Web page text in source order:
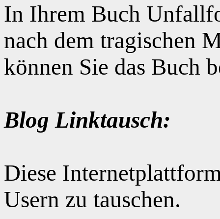
In Ihrem Buch
nach dem tragischen
können Sie das Buch
Blog Linktausch:
Diese
Usern zu tauschen.